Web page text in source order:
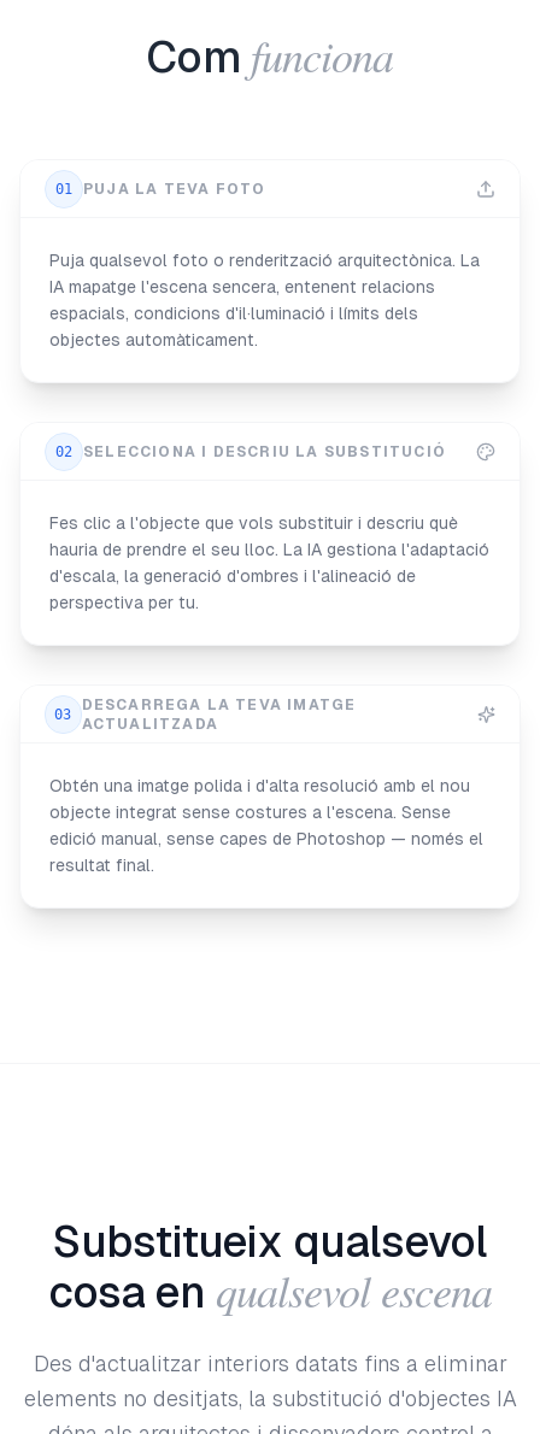
Com funciona
01 PUJA LA TEVA FOTO
Puja qualsevol foto o renderització arquitectònica. La
IA mapatge l'escena sencera, entenent relacions
espacials, condicions d'il·luminació i límits dels
objectes automàticament.
02 SELECCIONA I DESCRIU LA SUBSTITUCIÓ
Fes clic a l'objecte que vols substituir i descriu què
hauria de prendre el seu lloc. La IA gestiona l'adaptació
d'escala, la generació d'ombres i l'alineació de
perspectiva per tu.
03
DESCARREGA LA TEVA IMATGE
ACTUALITZADA
Obtén una imatge polida i d'alta resolució amb el nou
objecte integrat sense costures a l'escena. Sense
edició manual, sense capes de Photoshop — només el
resultat final.
Substitueix qualsevol
cosa en qualsevol escena
Des d'actualitzar interiors datats fins a eliminar
elements no desitjats, la substitució d'objectes IA